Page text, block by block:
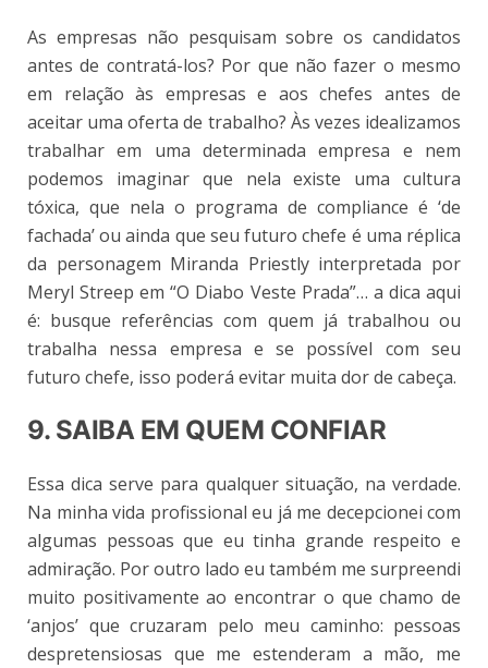
As empresas não pesquisam sobre os candidatos
antes de contratá-los? Por que não fazer o mesmo
em relação às empresas e aos chefes antes de
aceitar uma oferta de trabalho? Às vezes idealizamos
trabalhar em uma determinada empresa e nem
podemos imaginar que nela existe uma cultura
tóxica, que nela o programa de compliance é ‘de
fachada’ ou ainda que seu futuro chefe é uma réplica
da personagem Miranda Priestly interpretada por
Meryl Streep em “O Diabo Veste Prada”… a dica aqui
é: busque referências com quem já trabalhou ou
trabalha nessa empresa e se possível com seu
futuro chefe, isso poderá evitar muita dor de cabeça.
9. SAIBA EM QUEM CONFIAR
Essa dica serve para qualquer situação, na verdade.
Na minha vida profissional eu já me decepcionei com
algumas pessoas que eu tinha grande respeito e
admiração. Por outro lado eu também me surpreendi
muito positivamente ao encontrar o que chamo de
‘anjos’ que cruzaram pelo meu caminho: pessoas
despretensiosas que me estenderam a mão, me